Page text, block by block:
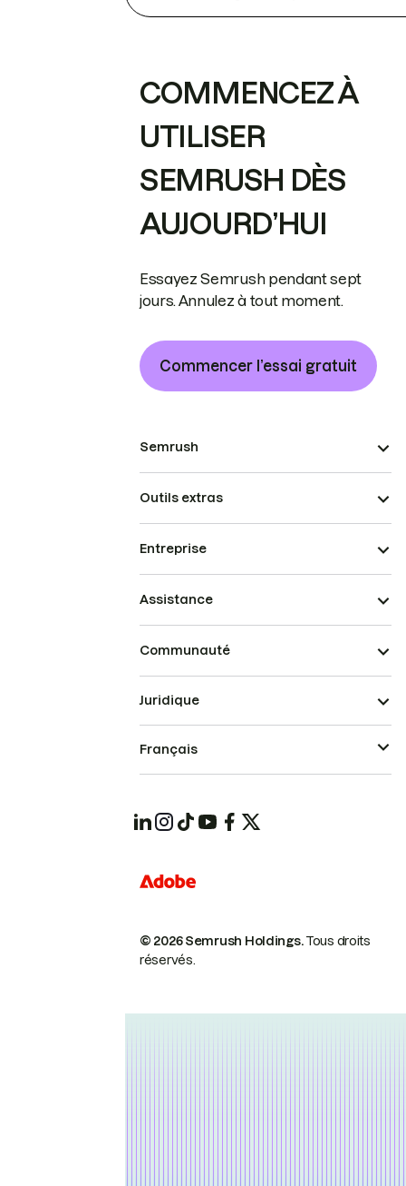
COMMENCEZ À
UTILISER
SEMRUSH DÈS
AUJOURD’HUI
Essayez Semrush pendant sept
jours. Annulez à tout moment.
Commencer l’essai gratuit
Semrush
Outils extras
Entreprise
Assistance
Communauté
© 2026 Semrush Holdings.Tous droits
réservés.
Juridique
Français